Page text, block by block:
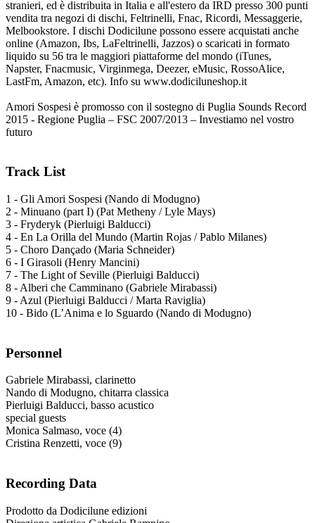
stranieri, ed è distribuita in Italia e all'estero da IRD presso 300 punti
vendita tra negozi di dischi, Feltrinelli, Fnac, Ricordi, Messaggerie,
Melbookstore. I dischi Dodicilune possono essere acquistati anche
online (Amazon, Ibs, LaFeltrinelli, Jazzos) o scaricati in formato
liquido su 56 tra le maggiori piattaforme del mondo (iTunes,
Napster, Fnacmusic, Virginmega, Deezer, eMusic, RossoAlice,
LastFm, Amazon, etc). Info su www.dodiciluneshop.it
Amori Sospesi è promosso con il sostegno di Puglia Sounds Record
2015 - Regione Puglia – FSC 2007/2013 – Investiamo nel vostro
futuro
Track List
1 - Gli Amori Sospesi (Nando di Modugno)
2 - Minuano (part I) (Pat Metheny / Lyle Mays)
3 - Fryderyk (Pierluigi Balducci)
4 - En La Orilla del Mundo (Martin Rojas / Pablo Milanes)
5 - Choro Dançado (Maria Schneider)
6 - I Girasoli (Henry Mancini)
7 - The Light of Seville (Pierluigi Balducci)
8 - Alberi che Camminano (Gabriele Mirabassi)
9 - Azul (Pierluigi Balducci / Marta Raviglia)
10 - Bido (L’Anima e lo Sguardo (Nando di Modugno)
Personnel
Gabriele Mirabassi, clarinetto
Nando di Modugno, chitarra classica
Pierluigi Balducci, basso acustico
special guests
Monica Salmaso, voce (4)
Cristina Renzetti, voce (9)
Recording Data
Prodotto da Dodicilune edizioni